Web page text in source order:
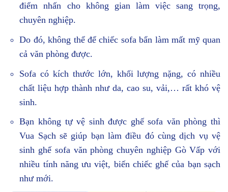
điểm nhấn cho không gian làm việc sang trọng,
chuyên nghiệp.
Do đó, không thể để chiếc sofa bẩn làm mất mỹ quan
cả văn phòng được.
Sofa có kích thước lớn, khối lượng nặng, có nhiều
chất liệu hợp thành như da, cao su, vải,… rất khó vệ
sinh.
Bạn không tự vệ sinh được ghế sofa văn phòng thì
Vua Sạch sẽ giúp bạn làm điều đó cùng dịch vụ vệ
sinh ghế sofa văn phòng chuyên nghiệp Gò Vấp với
nhiều tính năng ưu việt, biến chiếc ghế của bạn sạch
như mới.